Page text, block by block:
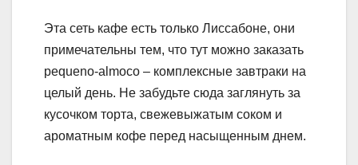
Эта сеть кафе есть только Лиссабоне, они
примечательны тем, что тут можно заказать
pequeno-almoco – комплексные завтраки на
целый день. Не забудьте сюда заглянуть за
кусочком торта, свежевыжатым соком и
ароматным кофе перед насыщенным днем.